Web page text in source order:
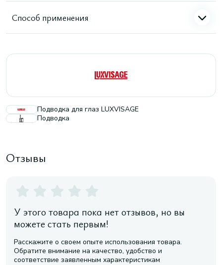
Способ применения
Подводка для глаз LUXVISAGE
Подводка
Отзывы
У этого товара пока нет отзывов, но вы
можете стать первым!
Расскажите о своем опыте использования товара.
Обратите внимание на качество, удобство и
соответствие заявленным характеристикам